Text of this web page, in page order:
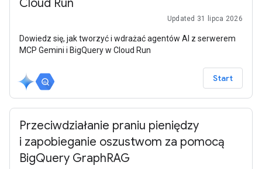
Cloud Run
Updated 31 lipca 2026
Dowiedz się, jak tworzyć i wdrażać agentów AI z serwerem
MCP Gemini i BigQuery w Cloud Run
Start
Przeciwdziałanie praniu pieniędzy
i zapobieganie oszustwom za pomocą
BigQuery GraphRAG